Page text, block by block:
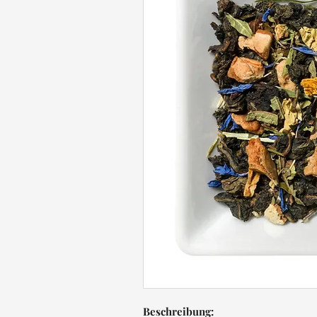
Beschreibung: